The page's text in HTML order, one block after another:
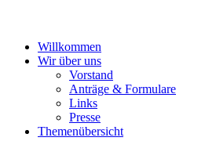
Willkommen
Wir über uns
Vorstand
Anträge & Formulare
Links
Presse
Themenübersicht